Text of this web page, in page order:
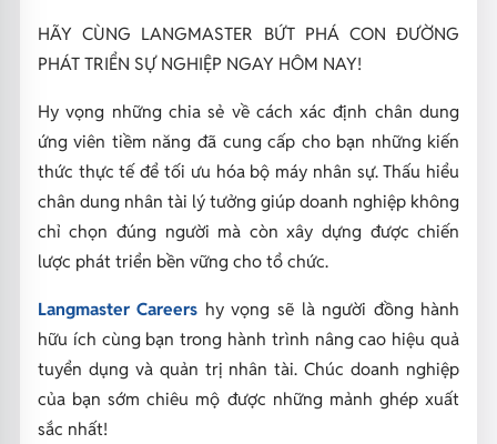
HÃY CÙNG LANGMASTER BỨT PHÁ CON ĐƯỜNG
PHÁT TRIỂN SỰ NGHIỆP NGAY HÔM NAY!
Hy vọng những chia sẻ về cách xác định chân dung
ứng viên tiềm năng đã cung cấp cho bạn những kiến
thức thực tế để tối ưu hóa bộ máy nhân sự. Thấu hiểu
chân dung nhân tài lý tưởng giúp doanh nghiệp không
chỉ chọn đúng người mà còn xây dựng được chiến
lược phát triển bền vững cho tổ chức.
Langmaster Careers hy vọng sẽ là người đồng hành
hữu ích cùng bạn trong hành trình nâng cao hiệu quả
tuyển dụng và quản trị nhân tài. Chúc doanh nghiệp
của bạn sớm chiêu mộ được những mảnh ghép xuất
sắc nhất!